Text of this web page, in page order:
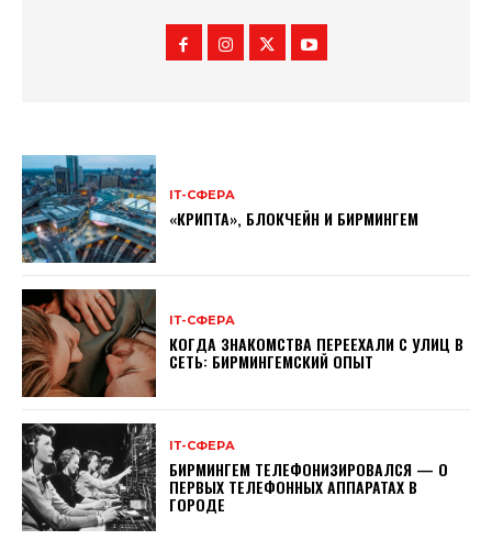
ІТ-СФЕРА
«КРИПТА», БЛОКЧЕЙН И БИРМИНГЕМ
ІТ-СФЕРА
КОГДА ЗНАКОМСТВА ПЕРЕЕХАЛИ С УЛИЦ В
СЕТЬ: БИРМИНГЕМСКИЙ ОПЫТ
ІТ-СФЕРА
БИРМИНГЕМ ТЕЛЕФОНИЗИРОВАЛСЯ — О
ПЕРВЫХ ТЕЛЕФОННЫХ АППАРАТАХ В
ГОРОДЕ